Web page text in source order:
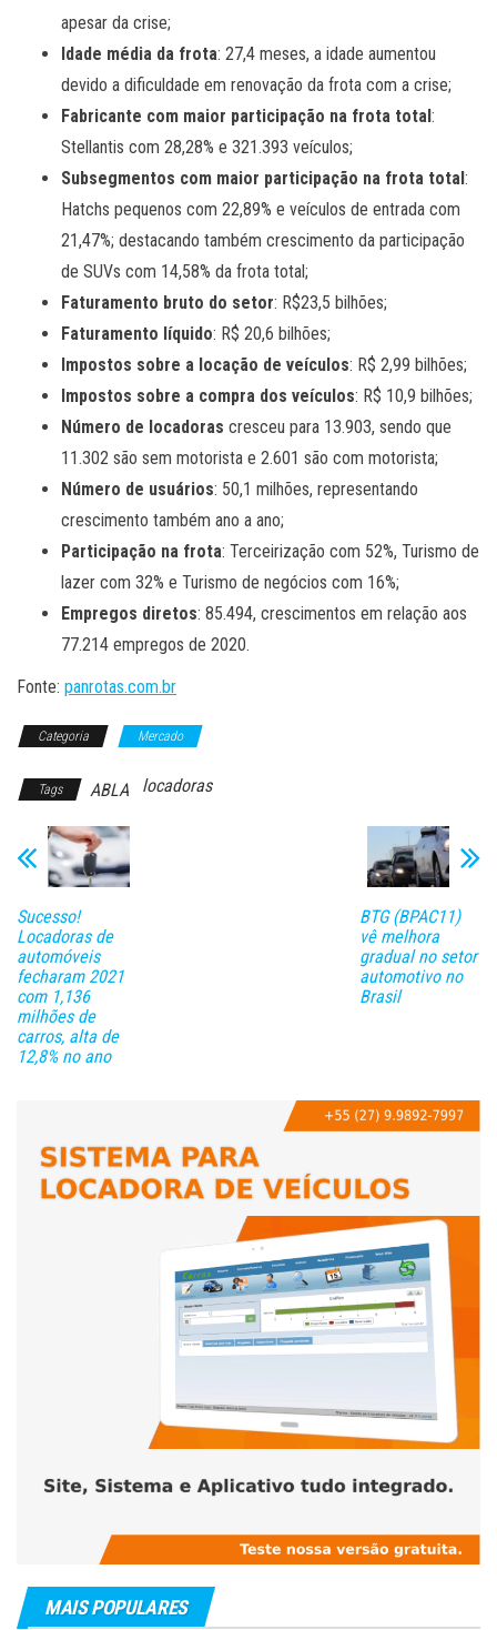
apesar da crise;
Idade média da frota: 27,4 meses, a idade aumentou
devido a dificuldade em renovação da frota com a crise;
Fabricante com maior participação na frota total:
Stellantis com 28,28% e 321.393 veículos;
Subsegmentos com maior participação na frota total:
Hatchs pequenos com 22,89% e veículos de entrada com
21,47%; destacando também crescimento da participação
de SUVs com 14,58% da frota total;
Faturamento bruto do setor: R$23,5 bilhões;
Faturamento líquido: R$ 20,6 bilhões;
Impostos sobre a locação de veículos: R$ 2,99 bilhões;
Impostos sobre a compra dos veículos: R$ 10,9 bilhões;
Número de locadoras cresceu para 13.903, sendo que
11.302 são sem motorista e 2.601 são com motorista;
Número de usuários: 50,1 milhões, representando
crescimento também ano a ano;
Participação na frota: Terceirização com 52%, Turismo de
lazer com 32% e Turismo de negócios com 16%;
Empregos diretos: 85.494, crescimentos em relação aos
77.214 empregos de 2020.
Fonte: panrotas.com.br
Categoria Mercado
Tags ABLA locadoras
Sucesso!
Locadoras de
automóveis
fecharam 2021
com 1,136
milhões de
carros, alta de
12,8% no ano
BTG (BPAC11)
vê melhora
gradual no setor
automotivo no
Brasil
MAIS POPULARES